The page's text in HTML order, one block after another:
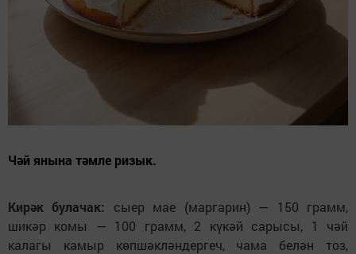
Чәй янына тәмле ризык.
Кирәк булачак: сыер мае (маргарин) — 150 грамм,
шикәр комы — 100 грамм, 2 күкәй сарысы, 1 чәй
калагы камыр көпшәкләндергеч, чама белән тоз,